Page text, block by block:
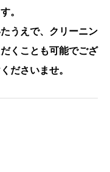
。
うえで、クリーニン
くことも可能でござ
ださいませ。